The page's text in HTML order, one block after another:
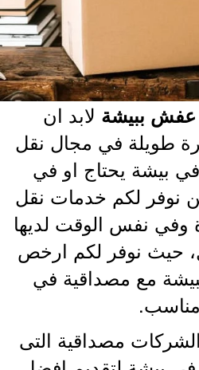
ببيشةلابد ان
طويلة في مجال نقل
بيشة يحتاج او في
لكم خدمات نقل
نفس الوقت لديها
حيث نوفر لكم ارخص
مع مصداقية في
مصداقية التى